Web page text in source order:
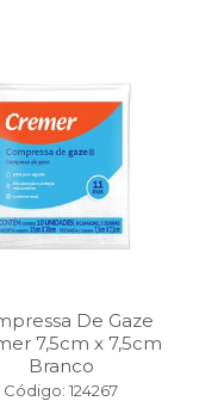
De Gaze
7,5cm x 7,5cm
Branco
Código: 124267